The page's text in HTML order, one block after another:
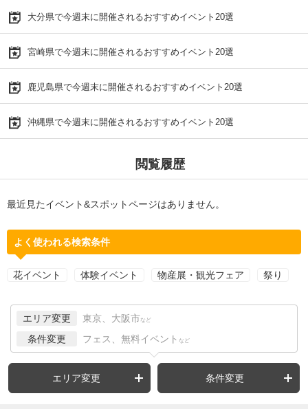
大分県で今週末に開催されるおすすめイベント20選
宮崎県で今週末に開催されるおすすめイベント20選
鹿児島県で今週末に開催されるおすすめイベント20選
沖縄県で今週末に開催されるおすすめイベント20選
閲覧履歴
最近見たイベント&スポットページはありません。
よく使われる検索条件
花イベント 体験イベント 物産展・観光フェア 祭り
エリア変更 東京、大阪市 など
条件変更 フェス、無料イベント など
エリア変更 条件変更